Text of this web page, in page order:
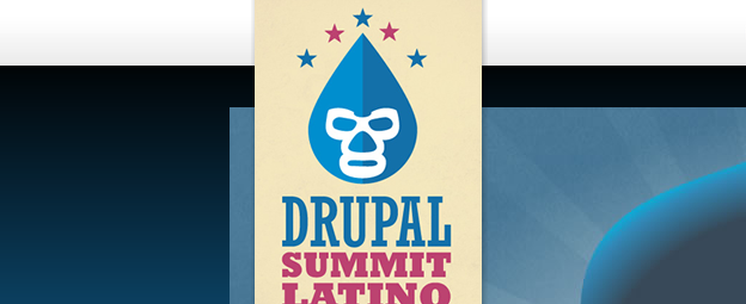
DRUPAL
SUMMIT
LATINO,
GUADALAJARA
2012